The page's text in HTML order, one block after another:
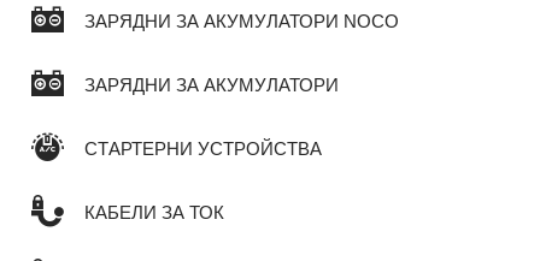
ЗАРЯДНИ ЗА АКУМУЛАТОРИ NOCO
ЗАРЯДНИ ЗА АКУМУЛАТОРИ
СТАРТЕРНИ УСТРОЙСТВА
КАБЕЛИ ЗА ТОК